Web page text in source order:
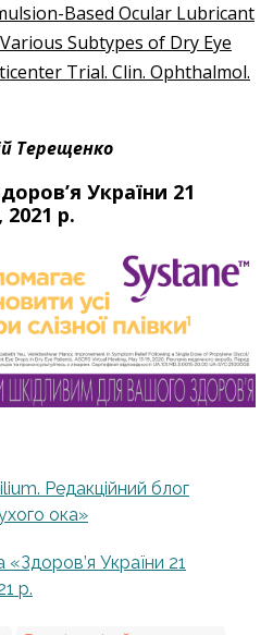
Based Ocular Lubricant
Subtypes of Dry Eye
Trial. Clin. Ophthalmol.
Терещенко
України 21
р.
Редакційний блог
ока»
«Здоров’я України 21
р.